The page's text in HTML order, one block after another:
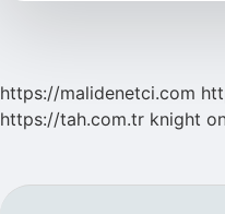
https://malidenetci.com
https://tah.com.tr knight